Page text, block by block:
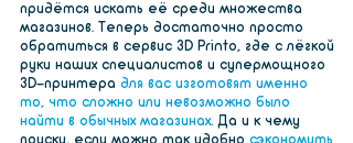
придётся искать её среди множества
магазинов. Теперь достаточно просто
обратиться в сервис 3D Printo, где с лёгкой
руки наших специалистов и супермощного
3D-принтера для вас изготовят именно
то, что сложно или невозможно было
найти в обычных магазинах. Да и к чему